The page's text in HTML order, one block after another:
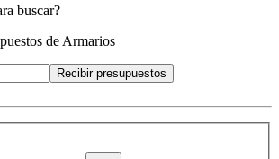
buscar?
de Armarios
Recibir presupuestos